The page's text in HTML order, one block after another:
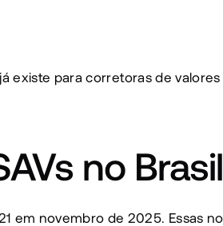
existe para corretoras de
no
em novembro de 2025. Essas